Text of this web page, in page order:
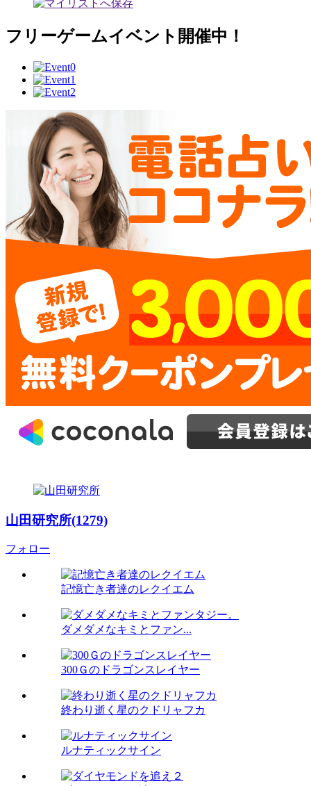
フリーゲームイベント開催中！
山田研究所(1279)
フォロー
記憶亡き者達のレクイエム
ダメダメなキミとファン...
300Ｇのドラゴンスレイヤー
終わり逝く星のクドリャフカ
ルナティックサイン